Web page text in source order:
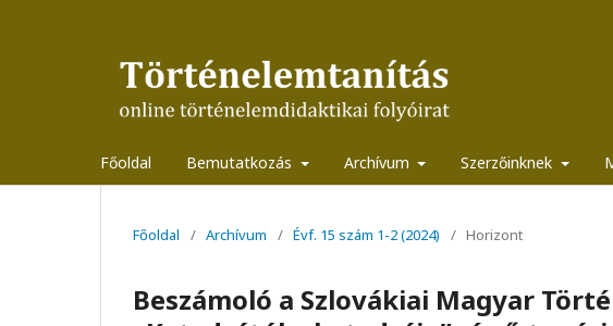
Főoldal Bemutatkozás Archívum Szerzőinknek
Főoldal / Archívum / Évf. 15 szám 1-2 (2024) / Horizont
Beszámoló a Szlovákiai Magyar